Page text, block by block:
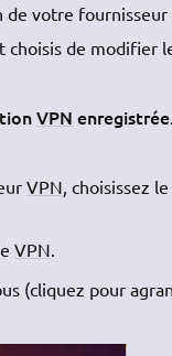
de votre fournisseur
choisis de modifier
VPN enregistrée.
VPN, choisissez
VPN
(cliquez pour